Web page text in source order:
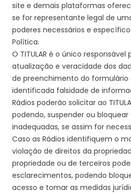
site e demais plataformas
se for representante legal de
poderes necessários e
Política.
O TITULAR é o único responsável
atualização e veracidade dos
de preenchimento do formulário
identificada falsidade de
Rádios poderão solicitar ao
podendo, suspender ou
inadequadas, se assim for
Caso as Rádios identifiquem o
violação de direitos da
propriedade ou de terceiros
esclarecimentos, podendo
acesso e tomar as medidas